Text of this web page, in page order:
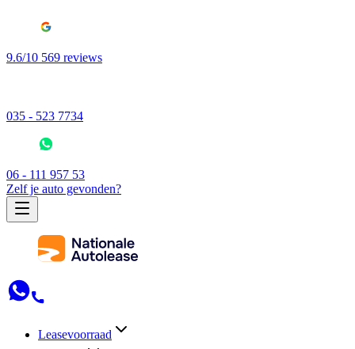
9.6/10 569 reviews
035 - 523 7734
06 - 111 957 53
Zelf je auto gevonden?
Leasevoorraad